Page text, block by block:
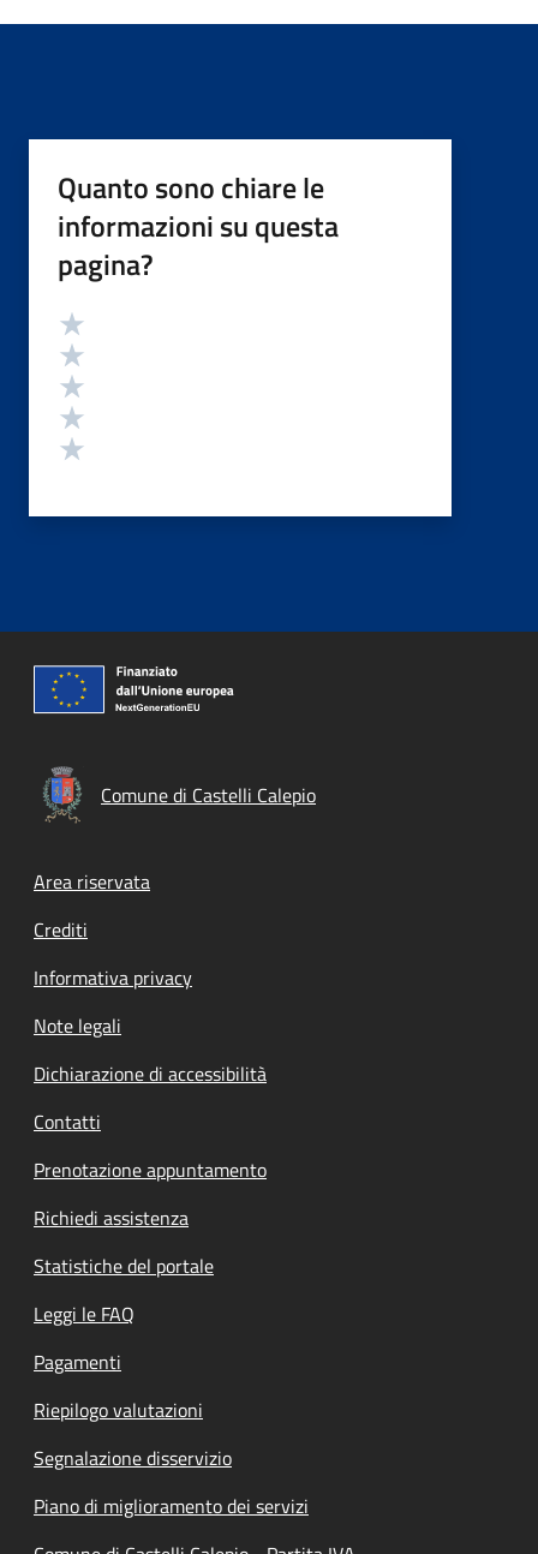
Quanto sono chiare le
informazioni su questa
pagina?
Valutazione
Comune di Castelli Calepio
Footer menu
Area riservata
Crediti
Informativa privacy
Note legali
Dichiarazione di accessibilità
Contatti
Prenotazione appuntamento
Richiedi assistenza
Statistiche del portale
Leggi le FAQ
Pagamenti
Riepilogo valutazioni
Segnalazione disservizio
Piano di miglioramento dei servizi